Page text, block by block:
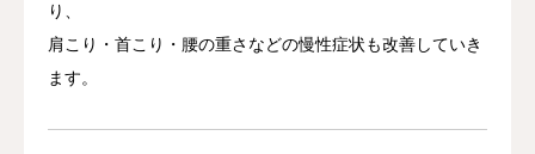
り、
肩こり・首こり・腰の重さなどの慢性症状も改善していき
ます。